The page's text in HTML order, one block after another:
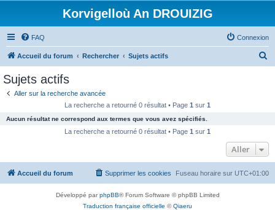
Korvigelloù An DROUIZIG
FAQ Connexion
Accueil du forum Rechercher Sujets actifs
c
e
Sujets actifs
Aller sur la recherche avancée
La recherche a retourné 0 résultat • Page 1 sur 1
Aucun résultat ne correspond aux termes que vous avez spécifiés.
La recherche a retourné 0 résultat • Page 1 sur 1
Aller
Accueil du forum Fuseau horaire sur UTC+01:00
Supprimer les cookies
Développé parphpBB® Forum Software © phpBB Limited
Traduction française officielle ©Qiaeru